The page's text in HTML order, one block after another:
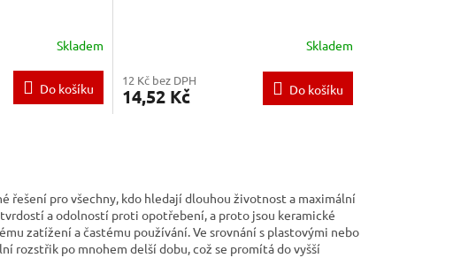
Skladem
Do košíku
Skladem
12 Kč bez DPH
14,52 Kč Do košíku
řešení pro všechny, kdo hledají dlouhou životnost a maximální
a odolností proti opotřebení, a proto jsou keramické
zatížení a častému používání. Ve srovnání s plastovými nebo
rozstřik po mnohem delší dobu, což se promítá do vyšší